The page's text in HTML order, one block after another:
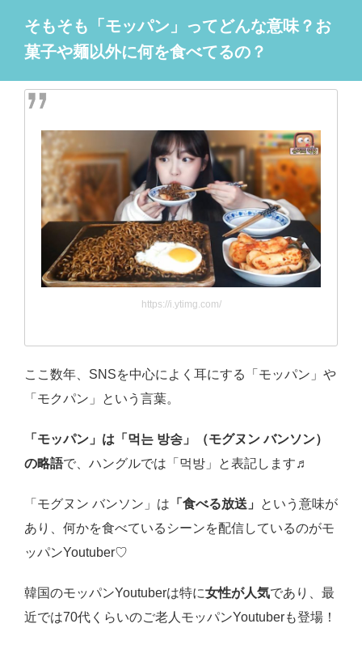
そもそも「モッパン」ってどんな意味？お
菓子や麺以外に何を食べてるの？
https://i.ytimg.com/
ここ数年、SNSを中心によく耳にする「モッパン」や
「モクパン」という言葉。
「モッパン」は「먹는 방송」（モグヌン バンソン）
の略語で、ハングルでは「먹방」と表記します♬
「モグヌン バンソン」は 「食べる放送」
という意味が
あり、何かを食べているシーンを配信しているのがモ
ッパンYoutuber♡
韓国のモッパンYoutuberは特に女性が人気であり、最
近では70代くらいのご老人モッパンYoutuberも登場！